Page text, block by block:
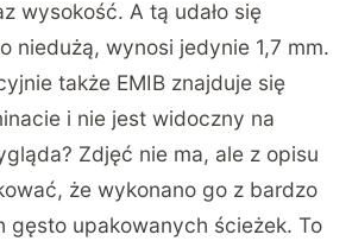
wysokość. A tą udało się
niedużą, wynosi jedynie 1,7 mm.
także EMIB znajduje się
i nie jest widoczny na
Zdjęć nie ma, ale z opisu
że wykonano go z bardzo
gęsto upakowanych ścieżek. To